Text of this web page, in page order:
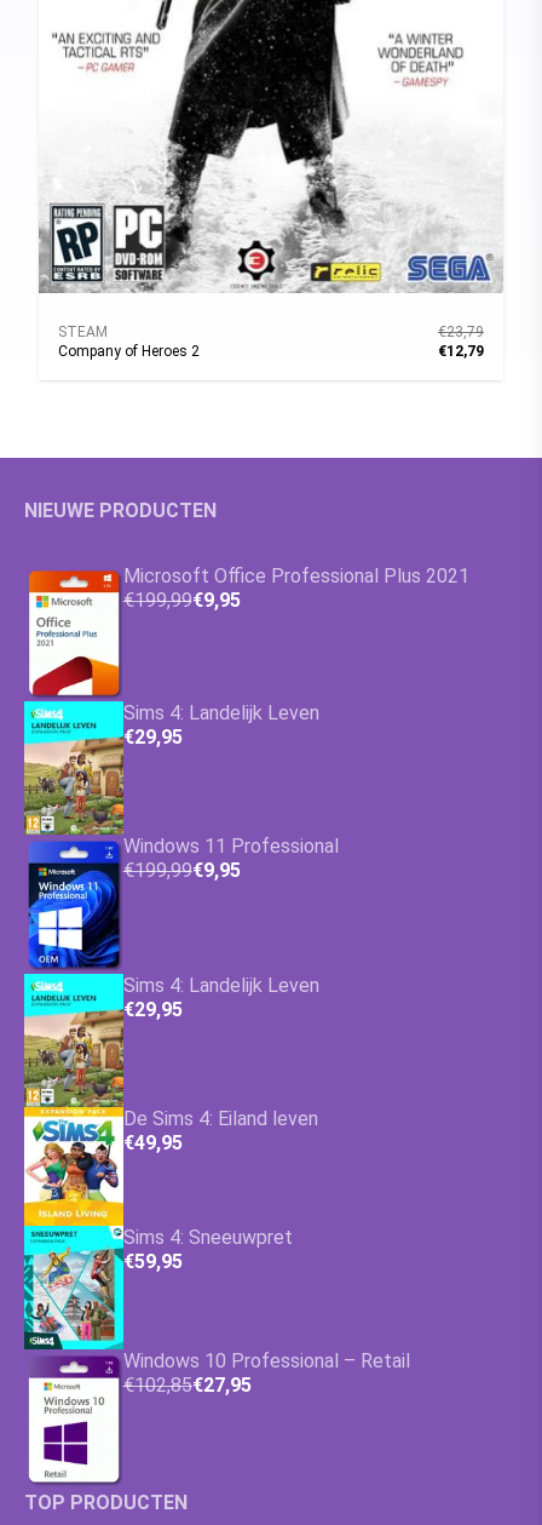
STEAM
Company of Heroes 2
€23,79
€12,79
NIEUWE PRODUCTEN
Microsoft Office Professional Plus 2021
€199,99€9,95
Sims 4: Landelijk Leven
€29,95
Windows 11 Professional
€199,99€9,95
Sims 4: Landelijk Leven
€29,95
De Sims 4: Eiland leven
€49,95
Sims 4: Sneeuwpret
€59,95
Windows 10 Professional – Retail
€102,85€27,95
TOP PRODUCTEN